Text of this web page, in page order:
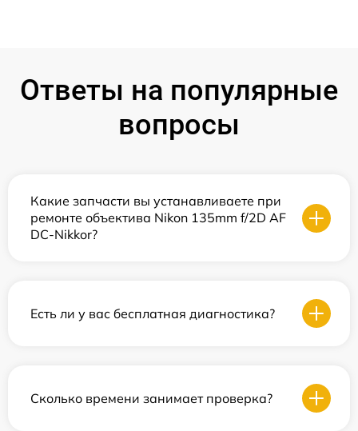
Ответы на популярные
вопросы
Какие запчасти вы устанавливаете при
ремонте объектива Nikon 135mm f/2D AF
DC-Nikkor?
Есть ли у вас бесплатная диагностика?
Сколько времени занимает проверка?